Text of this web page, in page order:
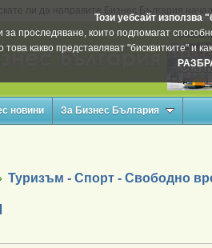
ли да направите Бизнес България
Този уебсайт използва
за проследяване, които подпомагат
какво представляват "бисквитките"
новини За Бизнес България
Туризъм - Спорт - Свободно